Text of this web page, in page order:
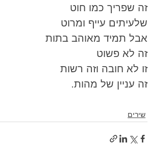
זה שפריך כמו חוט
שלעיתים עייף ומרוט
אבל תמיד מאוהב בתות
זה לא פשוט
זו לא חובה וזה רשות
זה עניין של מהות.
שירים